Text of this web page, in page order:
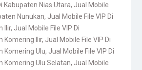
Kabupaten Nias Utara, Jual Mobile
Nunukan, Jual Mobile File VIP Di
Ilir, Jual Mobile File VIP Di
Komering Ilir, Jual Mobile File VIP Di
Komering Ulu, Jual Mobile File VIP Di
Komering Ulu Selatan, Jual Mobile